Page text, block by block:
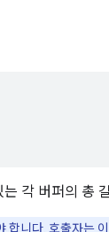
각 버퍼의 총
니다. 호출자는